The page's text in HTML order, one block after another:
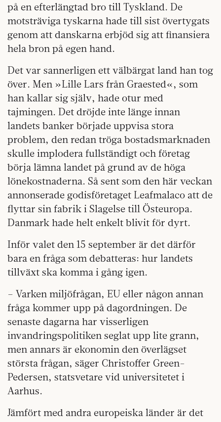
på en efterlängtad bro till Tyskland. De
motsträviga tyskarna hade till sist övertygats
genom att danskarna erbjöd sig att finansiera
hela bron på egen hand.
Det var sannerligen ett välbärgat land han tog
över. Men »Lille Lars från Grae­sted«, som
han kallar sig själv, hade otur med
tajmingen. Det dröjde inte länge innan
landets banker började uppvisa stora
problem, den redan tröga bostadsmarknaden
skulle implodera fullständigt och företag
börja lämna landet på grund av de höga
lönekostnaderna. Så sent som den här veckan
annonserade godisföretaget Leafmalaco att de
flyttar sin fabrik i Slagelse till Östeuropa.
Danmark hade helt enkelt blivit för dyrt.
Inför valet den 15 september är det därför
bara en fråga som debatteras: hur landets
tillväxt ska komma i gång igen.
– Varken miljöfrågan, EU eller någon annan
fråga kommer upp på dagordningen. De
senaste dagarna har visserligen
invandringspolitiken seglat upp lite grann,
men annars är ekonomin den överlägset
största frågan, säger Christoffer Green-
Pedersen, statsvetare vid universitetet i
Aarhus.
Jämfört med andra europeiska länder är det